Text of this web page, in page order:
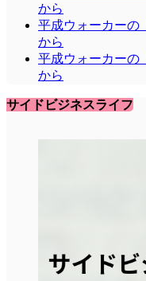
から
平成ウォーカーの
から
平成ウォーカー
から
サイドビジネスライフ